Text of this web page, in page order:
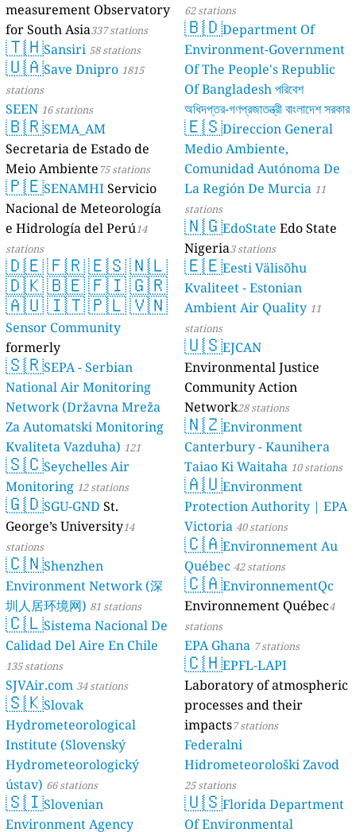
62 stations
🇧🇩Department Of
Environment-Government
Of The People's Republic
Of Bangladesh পরিবেশ
অধিদপ্তর-গণপ্রজাতন্ত্রী বাংলাদেশ সরকার
17 stations
🇪🇸Direccion General
Medio Ambiente,
Comunidad Autónoma De
La Región De Murcia 11
stations
🇳🇬EdoStateEdo State
Nigeria3 stations
🇪🇪Eesti Välisõhu
Kvaliteet - Estonian
Ambient Air Quality 11
stations
🇺🇸EJCAN
Environmental Justice
Community Action
Network28 stations
🇳🇿Environment
Canterbury - Kaunihera
Taiao Ki Waitaha 10 stations
🇦🇺Environment
Protection Authority | EPA
Victoria 40 stations
🇨🇦Environnement Au
Québec 42 stations
🇨🇦EnvironnementQc
Environnement Québec4
stations
EPA Ghana 7 stations
🇨🇭EPFL-LAPI
Laboratory of atmospheric
processes and their
impacts7 stations
Federalni
Hidrometeorološki Zavod
25 stations
🇺🇸Florida Department
Of Environmental
measurement Observatory
for South Asia337 stations
🇹🇭Sansiri 58 stations
🇺🇦Save Dnipro 1815
stations
SEEN 16 stations
🇧🇷SEMA_AM
Secretaria de Estado de
Meio Ambiente75 stations
🇵🇪SENAMHIServicio
Nacional de Meteorología
e Hidrología del Perú14
stations
🇩🇪🇫🇷🇪🇸🇳🇱
🇩🇰🇧🇪🇫🇮🇬🇷
🇦🇺🇮🇹🇵🇱🇻🇳
Sensor Community
formerly
luftdaten.info35809 stations
🇸🇷SEPA - Serbian
National Air Monitoring
Network (Državna Mreža
Za Automatski Monitoring
Kvaliteta Vazduha) 121
stations
🇸🇨Seychelles Air
Monitoring 12 stations
🇬🇩SGU-GNDSt.
George’s University14
stations
🇨🇳Shenzhen
Environment Network (深
圳人居环境网) 81 stations
🇨🇱Sistema Nacional De
Calidad Del Aire En Chile
135 stations
SJVAir.com 34 stations
🇸🇰Slovak
Hydrometeorological
Institute (Slovenský
Hydrometeorologický
ústav) 66 stations
🇸🇮Slovenian
Environment Agency